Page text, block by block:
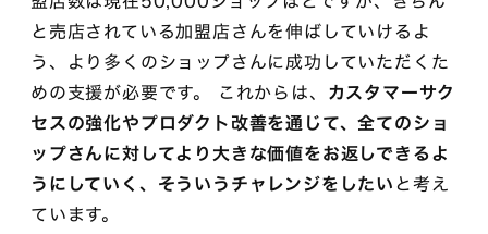
と売店されている加盟店さんを伸ばしていけるよ
う、より多くのショップさんに成功していただくた
めの支援が必要です。 これからは、 カスタマーサク
セスの強化やプロダクト改善を通じて、全てのショ
ップさんに対してより大きな価値をお返しできるよ
うにしていく、そういうチャレンジをしたいと考え
ています。